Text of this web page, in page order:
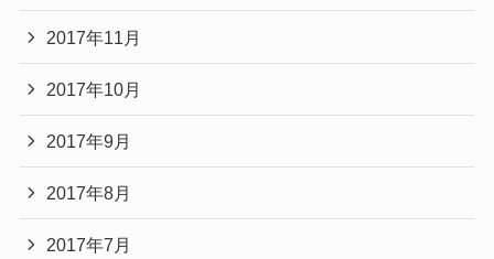
2017年11月
2017年10月
2017年9月
2017年8月
2017年7月